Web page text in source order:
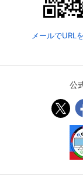
メールでURL
公